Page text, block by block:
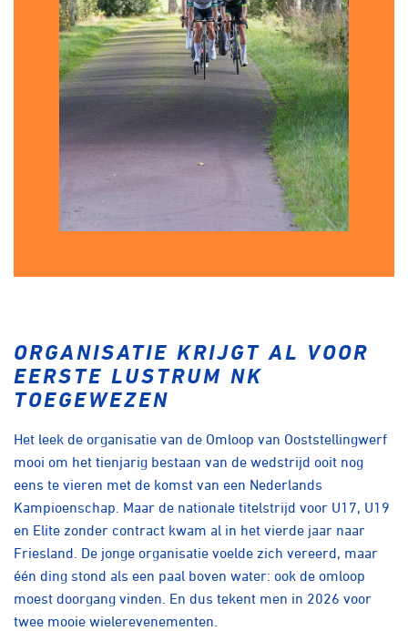
ORGANISATIE KRIJGT AL VOOR
EERSTE LUSTRUM NK
TOEGEWEZEN
Het leek de organisatie van de Omloop van Ooststellingwerf
mooi om het tienjarig bestaan van de wedstrijd ooit nog
eens te vieren met de komst van een Nederlands
Kampioenschap. Maar de nationale titelstrijd voor U17, U19
en Elite zonder contract kwam al in het vierde jaar naar
Friesland. De jonge organisatie voelde zich vereerd, maar
één ding stond als een paal boven water: ook de omloop
moest doorgang vinden. En dus tekent men in 2026 voor
twee mooie wielerevenementen.